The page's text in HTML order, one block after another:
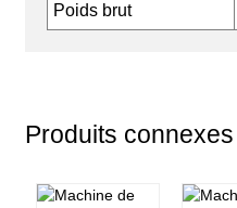
Poids brut
Produits connexes